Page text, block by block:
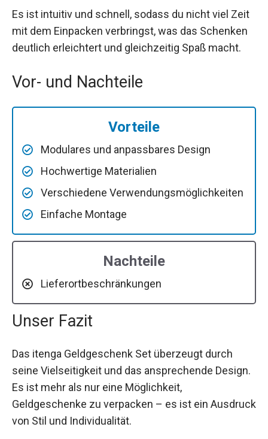
Es ist intuitiv und schnell, sodass du nicht viel Zeit
mit dem Einpacken verbringst, was das Schenken
deutlich erleichtert und gleichzeitig Spaß macht.
Vor- und Nachteile
Vorteile
Modulares und anpassbares Design
Hochwertige Materialien
Verschiedene Verwendungsmöglichkeiten
Einfache Montage
Nachteile
Lieferortbeschränkungen
Unser Fazit
Das itenga Geldgeschenk Set überzeugt durch
seine Vielseitigkeit und das ansprechende Design.
Es ist mehr als nur eine Möglichkeit,
Geldgeschenke zu verpacken – es ist ein Ausdruck
von Stil und Individualität.